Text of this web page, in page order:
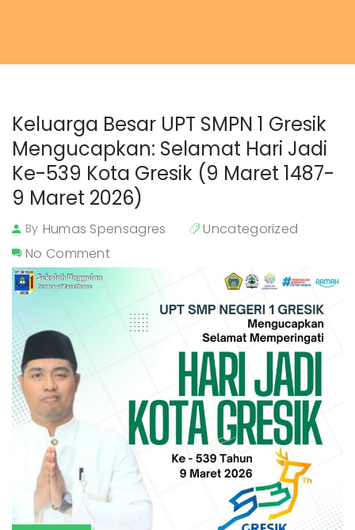
Keluarga Besar UPT SMPN 1 Gresik
Mengucapkan: Selamat Hari Jadi
Ke-539 Kota Gresik (9 Maret 1487-
9 Maret 2026)
By Humas Spensagres
Uncategorized
No Comment